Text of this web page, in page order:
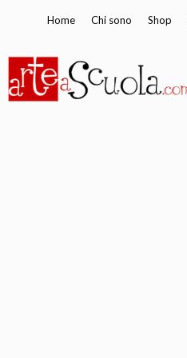
contenuto
Home Chi sono Shop